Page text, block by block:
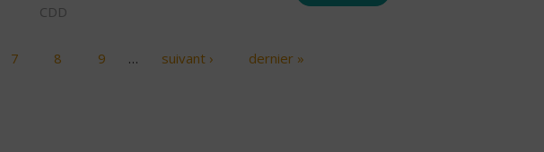
CDD
7 8 9 … suivant › dernier »